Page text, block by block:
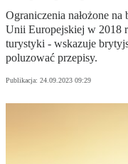
Ograniczenia nałożone
Unii Europejskiej w 2018
turystyki - wskazuje
poluzować przepisy.
Publikacja: 24.09.2023 09:29